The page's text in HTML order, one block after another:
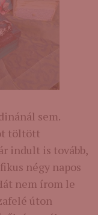
sem.
töltött
indult is tovább,
négy napos
nem írom le
úton